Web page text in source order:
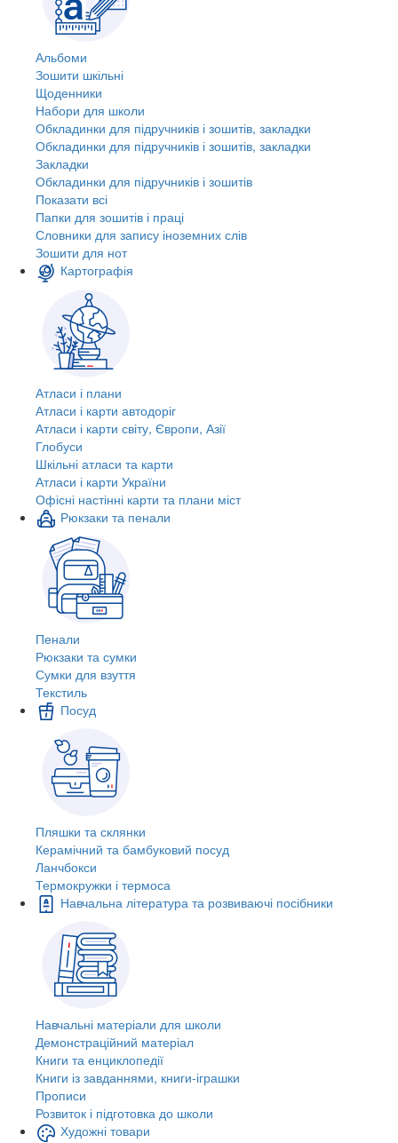
Альбоми
Зошити шкільні
Щоденники
Набори для школи
Обкладинки для підручників і зошитів, закладки
Обкладинки для підручників і зошитів, закладки
Закладки
Обкладинки для підручників і зошитів
Показати всі
Папки для зошитів і праці
Словники для запису іноземних слів
Зошити для нот
Картографія
Атласи і плани
Атласи і карти автодоріг
Атласи і карти світу, Європи, Азії
Глобуси
Шкільні атласи та карти
Атласи і карти України
Офісні настінні карти та плани міст
Рюкзаки та пенали
Пенали
Рюкзаки та сумки
Сумки для взуття
Текстиль
Посуд
Пляшки та склянки
Керамічний та бамбуковий посуд
Ланчбокси
Термокружки і термоса
Навчальна література та розвиваючі посібники
Навчальні матеріали для школи
Демонстраційний матеріал
Книги та енциклопедії
Книги із завданнями, книги-іграшки
Прописи
Розвиток і підготовка до школи
Художні товари